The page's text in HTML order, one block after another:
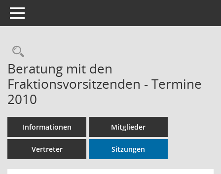
Toggle navigation
Rechercheauswahl
Beratung mit den
Fraktionsvorsitzenden - Termine
2010
Informationen Mitglieder
Vertreter Sitzungen